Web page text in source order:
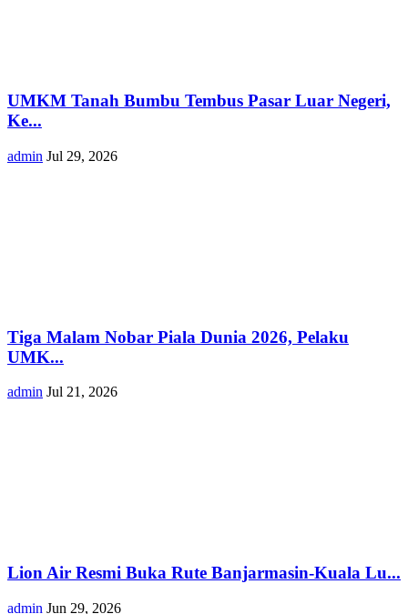
UMKM Tanah Bumbu Tembus Pasar Luar Negeri,
Ke...
admin Jul 29, 2026
Tiga Malam Nobar Piala Dunia 2026, Pelaku
UMK...
admin Jul 21, 2026
Lion Air Resmi Buka Rute Banjarmasin-Kuala Lu...
admin Jun 29, 2026